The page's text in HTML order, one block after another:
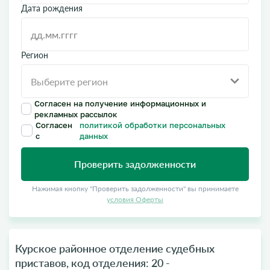
Дата рождения
Регион
Согласен на получение информационных и
рекламных рассылок
Согласен
с
политикой обработки персональных
данных
Проверить задолженности
Нажимая кнопку "Проверить задолженности" вы принимаете
условия Оферты
Курское районное отделение судебных
приставов, код отделения: 20 -